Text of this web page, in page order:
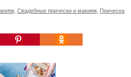
Свадебные прически и макияж Прическа